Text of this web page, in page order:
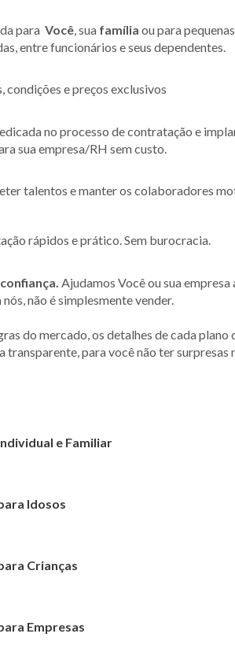
para Você, sua família ou para
entre funcionários e seus dependentes.
condições e preços exclusivos
no processo de contratação e
sua empresa/RH sem custo.
talentos e manter os colaboradores
rápidos e prático. Sem burocracia.
Ajudamos Você ou sua
não é simplesmente vender.
do mercado, os detalhes de cada plano
transparente, para você não ter surpresas
e Familiar
Idosos
Crianças
Empresas